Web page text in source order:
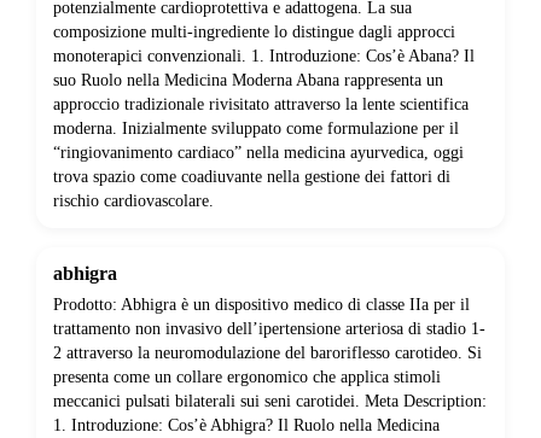
potenzialmente cardioprotettiva e adattogena. La sua
composizione multi-ingrediente lo distingue dagli approcci
monoterapici convenzionali. 1. Introduzione: Cos’è Abana? Il
suo Ruolo nella Medicina Moderna Abana rappresenta un
approccio tradizionale rivisitato attraverso la lente scientifica
moderna. Inizialmente sviluppato come formulazione per il
“ringiovanimento cardiaco” nella medicina ayurvedica, oggi
trova spazio come coadiuvante nella gestione dei fattori di
rischio cardiovascolare.
abhigra
Prodotto: Abhigra è un dispositivo medico di classe IIa per il
trattamento non invasivo dell’ipertensione arteriosa di stadio 1-
2 attraverso la neuromodulazione del baroriflesso carotideo. Si
presenta come un collare ergonomico che applica stimoli
meccanici pulsati bilaterali sui seni carotidei. Meta Description:
1. Introduzione: Cos’è Abhigra? Il Ruolo nella Medicina